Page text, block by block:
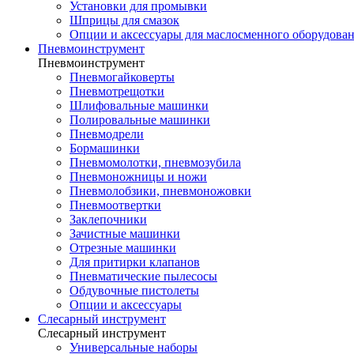
Установки для промывки
Шприцы для смазок
Опции и аксессуары для маслосменного
Пневмоинструмент
Пневмоинструмент
Пневмогайковерты
Пневмотрещотки
Шлифовальные машинки
Полировальные машинки
Пневмодрели
Бормашинки
Пневмомолотки, пневмозубила
Пневмоножницы и ножи
Пневмолобзики, пневмоножовки
Пневмоотвертки
Заклепочники
Зачистные машинки
Отрезные машинки
Для притирки клапанов
Пневматические пылесосы
Обдувочные пистолеты
Опции и аксессуары
Слесарный инструмент
Слесарный инструмент
Универсальные наборы